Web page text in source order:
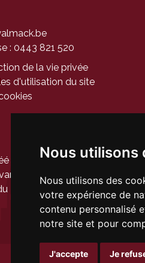
Nous utilisons
Nous utilisons des
votre expérience de
contenu personnalisé
notre site et pour
J'accepte Je
: 0443 821 520
de la vie privée
d'utilisation du site
- Belgique - IPI 104 944
l'arrêté royal du 27
Luxembourg 16b - 1000